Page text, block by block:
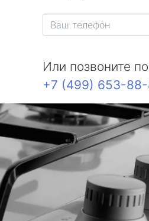
Или позвоните
+7 (499) 653-